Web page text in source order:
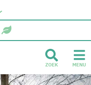
ZOEK MENU